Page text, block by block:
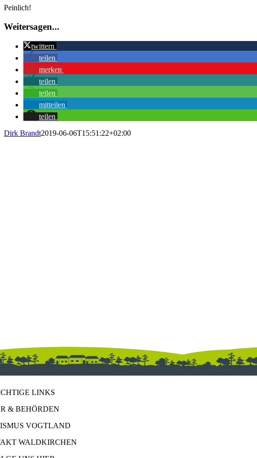
Peinlich!
Weitersagen...
twittern
teilen
merken
teilen
teilen
mitteilen
teilen
Dirk Brandt2019-06-06T15:51:22+02:00
LINKS
& BEHÖRDEN
VOGTLAND
WALDKIRCHEN